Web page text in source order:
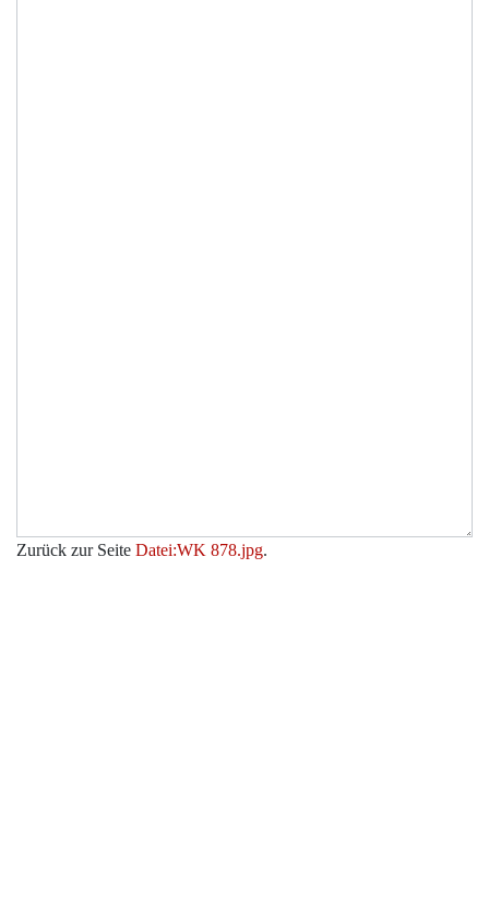
Zurück zur Seite Datei:WK 878.jpg.